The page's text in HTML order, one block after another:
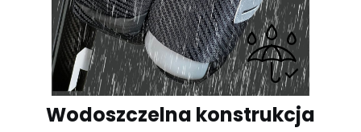
Wodoszczelna konstrukcja